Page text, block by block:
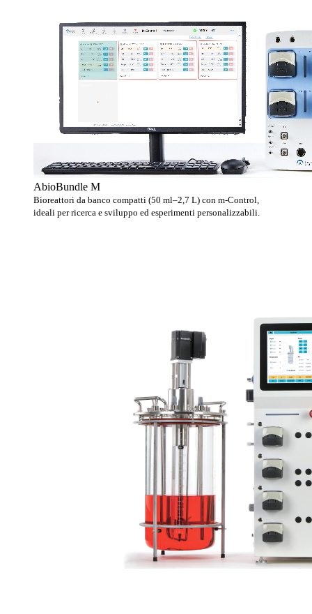
AbioBundle M
Bioreattori da banco compatti (50 ml–2,7 L) con m-Control,
ideali per ricerca e sviluppo ed esperimenti personalizzabili.